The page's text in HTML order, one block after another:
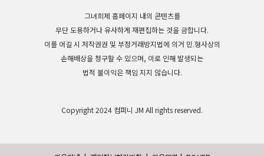
그녀희제 홈페이지 내의 콘텐츠를
무단 도용하거나 유사하게 재편집하는 것을 금합니다.
이를 어길 시 저작권권 및 부정거래방지법에 의거 민.형사상의
손해배상을 청구할 수 있으며, 이로 인해 발생되는
법적 불이익은 책임 지지 않습니다.
Copyright 2024 컴퍼니 JM All rights reserved.